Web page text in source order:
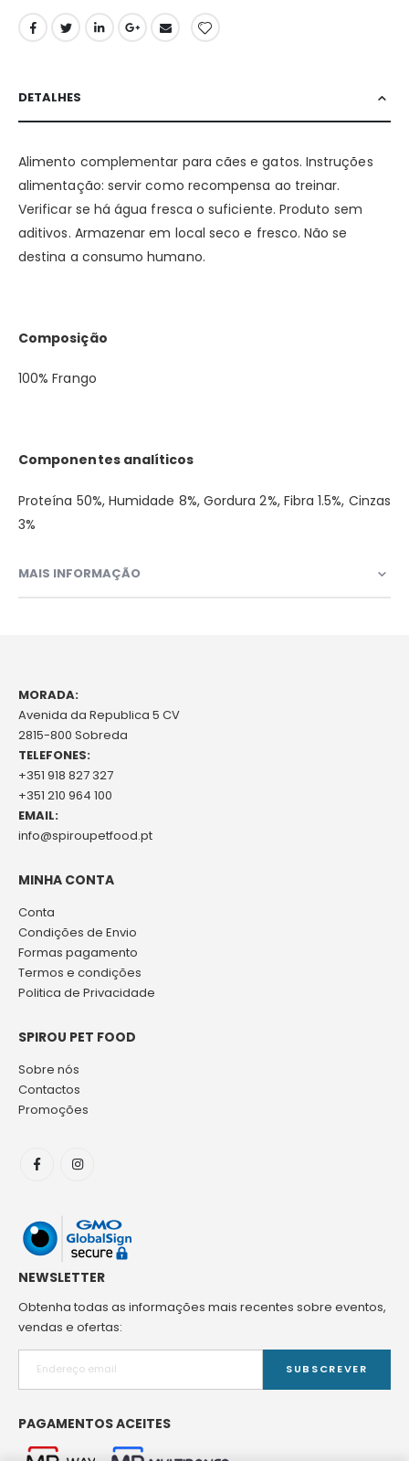
DETALHES
Alimento complementar para cães e gatos. Instruções
alimentação: servir como recompensa ao treinar.
Verificar se há água fresca o suficiente. Produto sem
aditivos. Armazenar em local seco e fresco. Não se
destina a consumo humano.
Composição
100% Frango
Componentes analíticos
Proteína 50%, Humidade 8%, Gordura 2%, Fibra 1.5%, Cinzas
3%
MAIS INFORMAÇÃO
MORADA:
Avenida da Republica 5 CV
2815-800 Sobreda
TELEFONES:
+351 918 827 327
+351 210 964 100
EMAIL:
info@spiroupetfood.pt
MINHA CONTA
Conta
Condições de Envio
Formas pagamento
Termos e condições
Politica de Privacidade
SPIROU PET FOOD
Sobre nós
Contactos
Promoções
NEWSLETTER
Obtenha todas as informações mais recentes sobre eventos,
vendas e ofertas:
SUBSCREVER
PAGAMENTOS ACEITES